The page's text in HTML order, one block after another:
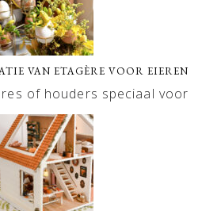
VAN ETAGÈRE VOOR EIEREN
of houders speciaal voor